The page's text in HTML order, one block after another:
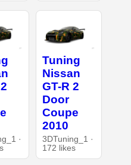
·
Tuning
Nissan
GT-R 2
Door
Coupe
2010
3DTuning_1 ·
172 likes